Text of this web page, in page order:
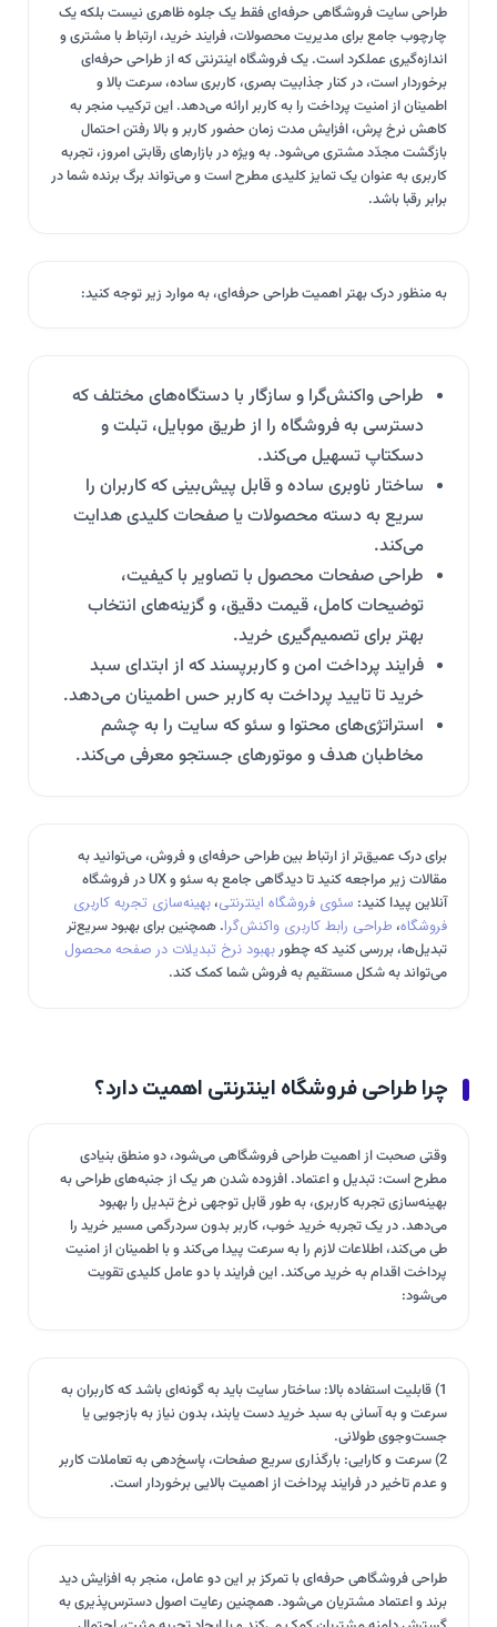
طراحی سایت فروشگاهی حرفه‌ای فقط یک جلوه ظاهری نیست بلکه یک
چارچوب جامع برای مدیریت محصولات، فرایند خرید، ارتباط با مشتری و
اندازه‌گیری عملکرد است. یک فروشگاه اینترنتی که از طراحی حرفه‌ای
برخوردار است، در کنار جذابیت بصری، کاربری ساده، سرعت بالا و
اطمینان از امنیت پرداخت را به کاربر ارائه می‌دهد. این ترکیب منجر به
کاهش نرخ پرش، افزایش مدت زمان حضور کاربر و بالا رفتن احتمال
بازگشت مجدّد مشتری می‌شود. به ویژه در بازارهای رقابتی امروز، تجربه
کاربری به عنوان یک تمایز کلیدی مطرح است و می‌تواند برگ برنده شما در
برابر رقبا باشد.
به منظور درک بهتر اهمیت طراحی حرفه‌ای، به موارد زیر توجه کنید:
طراحی واکنش‌گرا و سازگار با دستگاه‌های مختلف که
دسترسی به فروشگاه را از طریق موبایل، تبلت و
دسکتاپ تسهیل می‌کند.
ساختار ناوبری ساده و قابل پیش‌بینی که کاربران را
سریع به دسته محصولات یا صفحات کلیدی هدایت
می‌کند.
طراحی صفحات محصول با تصاویر با کیفیت،
توضیحات کامل، قیمت دقیق، و گزینه‌های انتخاب
بهتر برای تصمیم‌گیری خرید.
فرایند پرداخت امن و کاربرپسند که از ابتدای سبد
خرید تا تایید پرداخت به کاربر حس اطمینان می‌دهد.
استراتژی‌های محتوا و سئو که سایت را به چشم
مخاطبان هدف و موتورهای جستجو معرفی می‌کند.
برای درک عمیق‌تر از ارتباط بین طراحی حرفه‌ای و فروش، می‌توانید به
مقالات زیر مراجعه کنید تا دیدگاهی جامع به سئو و UX در فروشگاه
آنلاین پیدا کنید: سئوی فروشگاه اینترنتی،بهینه‌سازی تجربه کاربری
فروشگاه، طراحی رابط کاربری واکنش‌گرا. همچنین برای بهبود سریع‌تر
تبدیل‌ها، بررسی کنید که چطوربهبود نرخ تبدیلات در صفحه محصول
می‌تواند به شکل مستقیم به فروش شما کمک کند.
چرا طراحی فروشگاه اینترنتی اهمیت دارد؟
وقتی صحبت از اهمیت طراحی فروشگاهی می‌شود، دو منطق بنیادی
مطرح است: تبدیل و اعتماد. افزوده شدن هر یک از جنبه‌های طراحی به
بهینه‌سازی تجربه کاربری، به طور قابل توجهی نرخ تبدیل را بهبود
می‌دهد. در یک تجربه خرید خوب، کاربر بدون سردرگمی مسیر خرید را
طی می‌کند، اطلاعات لازم را به سرعت پیدا می‌کند و با اطمینان از امنیت
پرداخت اقدام به خرید می‌کند. این فرایند با دو عامل کلیدی تقویت
می‌شود:
1) قابلیت استفاده بالا: ساختار سایت باید به گونه‌ای باشد که کاربران به
سرعت و به آسانی به سبد خرید دست یابند، بدون نیاز به بازجویی یا
جست‌وجوی طولانی.
2) سرعت و کارایی: بارگذاری سریع صفحات، پاسخ‌دهی به تعاملات کاربر
و عدم تاخیر در فرایند پرداخت از اهمیت بالایی برخوردار است.
طراحی فروشگاهی حرفه‌ای با تمرکز بر این دو عامل، منجر به افزایش دید
برند و اعتماد مشتریان می‌شود. همچنین رعایت اصول دسترس‌پذیری به